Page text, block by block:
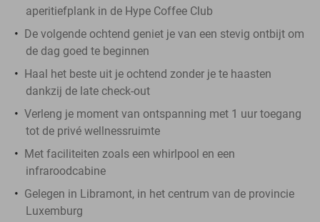
aperitiefplank in de Hype Coffee Club
De volgende ochtend geniet je van een stevig ontbijt om
de dag goed te beginnen
Haal het beste uit je ochtend zonder je te haasten
dankzij de late check-out
Verleng je moment van ontspanning met 1 uur toegang
tot de privé wellnessruimte
Met faciliteiten zoals een whirlpool en een
infraroodcabine
Gelegen in Libramont, in het centrum van de provincie
Luxemburg